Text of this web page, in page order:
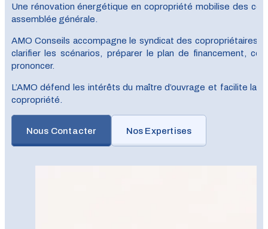
Une rénovation énergétique en copropriété mobilise des
assemblée générale.
AMO Conseils accompagne le syndicat des copropriétaires,
clarifier les scénarios, préparer le plan de financement,
prononcer.
L’AMO défend les intérêts du maître d’ouvrage et facilite
copropriété.
Nous Contacter Nos Expertises